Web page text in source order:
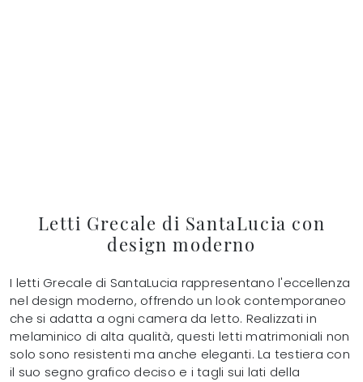
Letti Grecale di SantaLucia con
design moderno
I letti Grecale di SantaLucia rappresentano l'eccellenza
nel design moderno, offrendo un look contemporaneo
che si adatta a ogni camera da letto. Realizzati in
melaminico di alta qualità, questi letti matrimoniali non
solo sono resistenti ma anche eleganti. La testiera con
il suo segno grafico deciso e i tagli sui lati della